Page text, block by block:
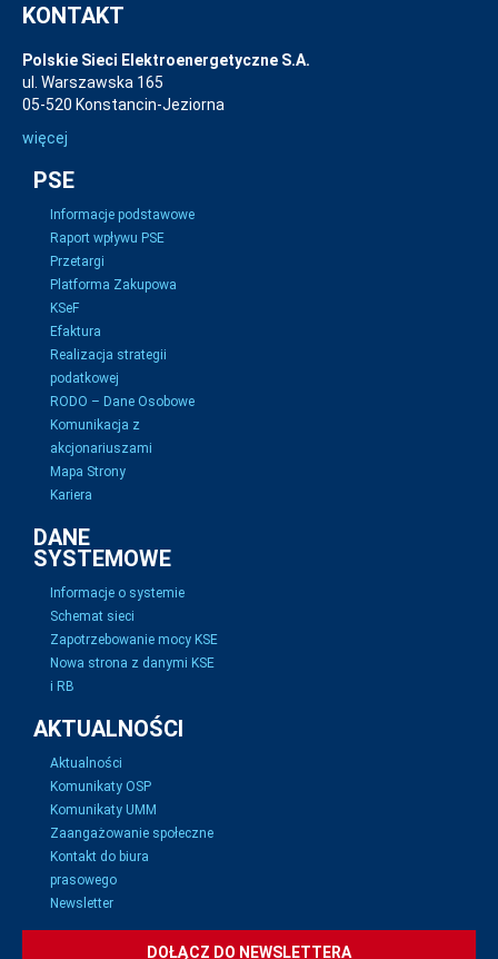
KONTAKT
Polskie Sieci Elektroenergetyczne S.A.
ul. Warszawska 165
05-520 Konstancin-Jeziorna
więcej
PSE
Informacje podstawowe
Raport wpływu PSE
Przetargi
Platforma Zakupowa
KSeF
Efaktura
Realizacja strategii
podatkowej
RODO – Dane Osobowe
Komunikacja z
akcjonariuszami
Mapa Strony
Kariera
DANE
SYSTEMOWE
Informacje o systemie
Schemat sieci
Zapotrzebowanie mocy KSE
Nowa strona z danymi KSE
i RB
AKTUALNOŚCI
Aktualności
Komunikaty OSP
Komunikaty UMM
Zaangażowanie społeczne
Kontakt do biura
prasowego
Newsletter
DOŁĄCZ DO NEWSLETTERA